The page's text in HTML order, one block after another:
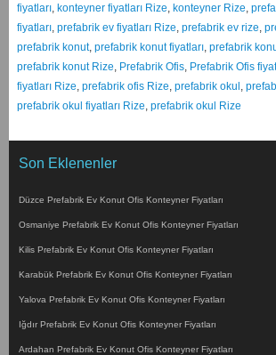
fiyatları, konteyner fiyatları Rize, konteyner Rize,
fiyatları, prefabrik ev fiyatları Rize, prefabrik ev rize,
prefabrik konut, prefabrik konut fiyatları, prefabrik
prefabrik konut Rize, Prefabrik Ofis, Prefabrik Ofis
fiyatları Rize, prefabrik ofis Rize, prefabrik okul ,
prefabrik okul fiyatları Rize, prefabrik okul Rize
Son Eklenenler
Düzce Prefabrik Ev Konut Ofis Konteyner Fiyatları
Osmaniye Prefabrik Ev Konut Ofis Konteyner Fiyatları
Kilis Prefabrik Ev Konut Ofis Konteyner Fiyatları
Karabük Prefabrik Ev Konut Ofis Konteyner Fiyatları
Yalova Prefabrik Ev Konut Ofis Konteyner Fiyatları
Iğdır Prefabrik Ev Konut Ofis Konteyner Fiyatları
Ardahan Prefabrik Ev Konut Ofis Konteyner Fiyatları